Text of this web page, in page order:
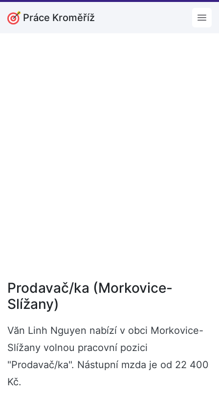
Práce Kroměříž
Prodavač/ka (Morkovice-
Slížany)
Văn Linh Nguyen nabízí v obci Morkovice-
Slížany volnou pracovní pozici
"Prodavač/ka". Nástupní mzda je od 22 400
Kč.